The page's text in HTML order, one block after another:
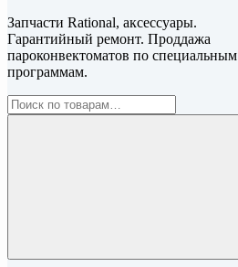
Запчасти Rational, аксессуары.
Гарантийный ремонт. Проддажа
пароконвектоматов по специальным
программам.